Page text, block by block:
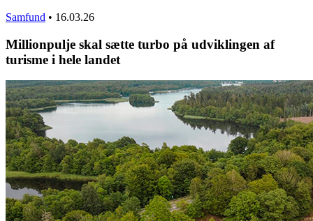
Samfund • 16.03.26
Millionpulje skal sætte turbo på udviklingen af
turisme i hele landet